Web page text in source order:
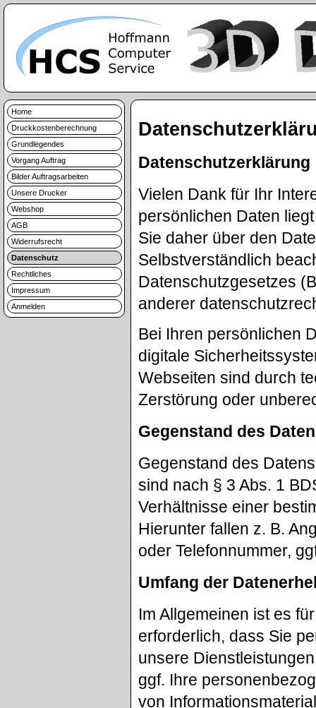
Home
Druckkostenberechnung
Grundlegendes
Vorgang Auftrag
Bilder Auftragsarbeiten
Unsere Drucker
Webshop
AGB
Widerrufsrecht
Datenschutz
Rechtliches
Impressum
Anmelden
Datenschutzerklärung
Vielen Dank für Ihr
persönlichen Daten
Sie daher über den
Selbstverständlich
Datenschutzgesetzes
anderer
Bei Ihren persönlichen
digitale
Webseiten sind durch
Zerstörung oder
Gegenstand des
Gegenstand des
sind nach § 3 Abs. 1
Verhältnisse einer
Hierunter fallen z. B.
oder Telefonnummer,
Umfang der
Im Allgemeinen ist es
erforderlich, dass Sie
unsere
ggf. Ihre
von